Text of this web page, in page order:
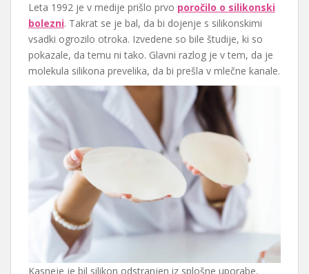
Leta 1992 je v medije prišlo prvo poročilo o silikonski
bolezni. Takrat se je bal, da bi dojenje s silikonskimi
vsadki ogrozilo otroka. Izvedene so bile študije, ki so
pokazale, da temu ni tako. Glavni razlog je v tem, da je
molekula silikona prevelika, da bi prešla v mlečne kanale.
Kasneje je bil silikon odstranjen iz splošne uporabe,